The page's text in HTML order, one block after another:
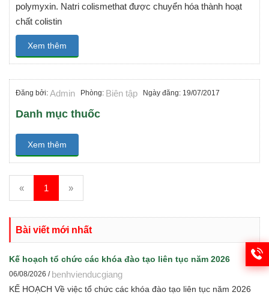
polymyxin. Natri colismethat được chuyển hóa thành hoạt
chất colistin
Xem thêm
Đăng bởi: Admin Phòng: Biên tập Ngày đăng: 19/07/2017
Danh mục thuốc
Xem thêm
« 1 »
Bài viết mới nhất
Kế hoạch tổ chức các khóa đào tạo liên tục năm 2026
06/08/2026 / benhvienducgiang
KẾ HOẠCH Về việc tổ chức các khóa đào tạo liên tục năm 2026